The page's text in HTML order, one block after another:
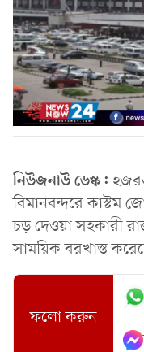
নিউজনাউ ডেস্ক:
বিমানবন্দরে কাস্টম
চড় দেওয়া সহকারী
সাময়িক বরখাস্ত
ফলো করুন